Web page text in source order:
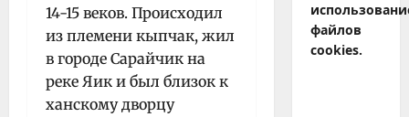
14-15 веков. Происходил
из племени кыпчак, жил
в городе Сарайчик на
реке Яик и был близок к
ханскому дворцу
файлов
cookies.